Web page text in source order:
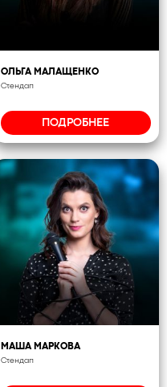
ОЛЬГА МАЛАЩЕНКО
Стендап
ПОДРОБНЕЕ
МАША МАРКОВА
Стендап